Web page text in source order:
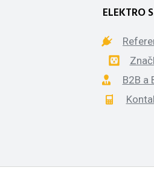
ELEKTRO
B2B a